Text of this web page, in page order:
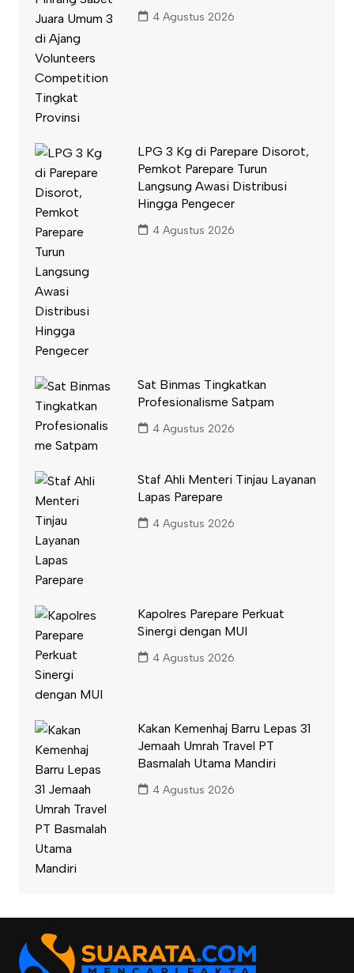
4 Agustus 2026
LPG 3 Kg di Parepare Disorot,
Pemkot Parepare Turun
Langsung Awasi Distribusi
Hingga Pengecer
4 Agustus 2026
Sat Binmas Tingkatkan
Profesionalisme Satpam
4 Agustus 2026
Staf Ahli Menteri Tinjau Layanan
Lapas Parepare
4 Agustus 2026
Kapolres Parepare Perkuat
Sinergi dengan MUI
4 Agustus 2026
Kakan Kemenhaj Barru Lepas 31
Jemaah Umrah Travel PT
Basmalah Utama Mandiri
4 Agustus 2026